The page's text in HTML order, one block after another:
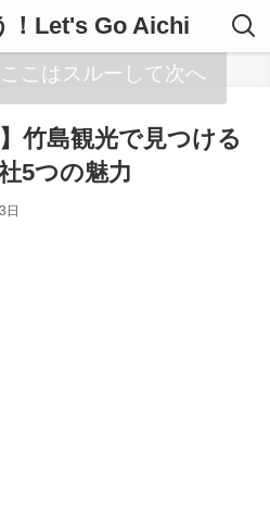
！Let's Go Aichi
竹島観光で見つける
5つの魅力
日
こはスルーして次へ